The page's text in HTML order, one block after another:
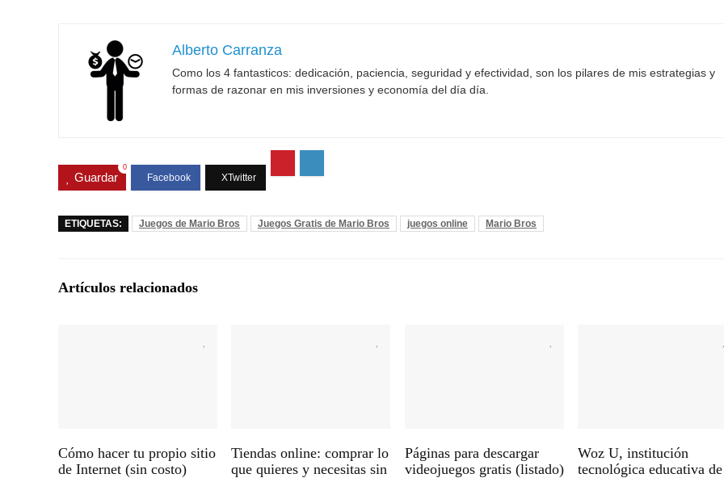
Alberto Carranza
Como los 4 fantasticos: dedicación, paciencia, seguridad y efectividad, son los pilares de mis estrategias y
formas de razonar en mis inversiones y economía del día día.
Guardar
0
ETIQUETAS: Juegos de Mario Bros Juegos Gratis de Mario Bros juegos online Mario Bros
Artículos relacionados
Cómo hacer tu propio sitio
de Internet (sin costo)
Tiendas online: comprar lo
que quieres y necesitas sin
Páginas para descargar
videojuegos gratis (listado)
Woz U, institución
tecnológica educativa de